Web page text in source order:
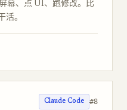
幕、点 UI、跑修改。比
活。
Claude Code #8